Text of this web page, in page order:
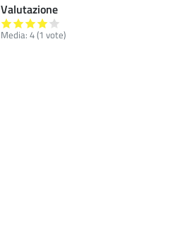
Valutazione
Media: 4(1 vote)